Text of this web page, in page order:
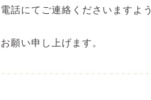
電話にてご連絡くださいますよう
お願い申し上げます。